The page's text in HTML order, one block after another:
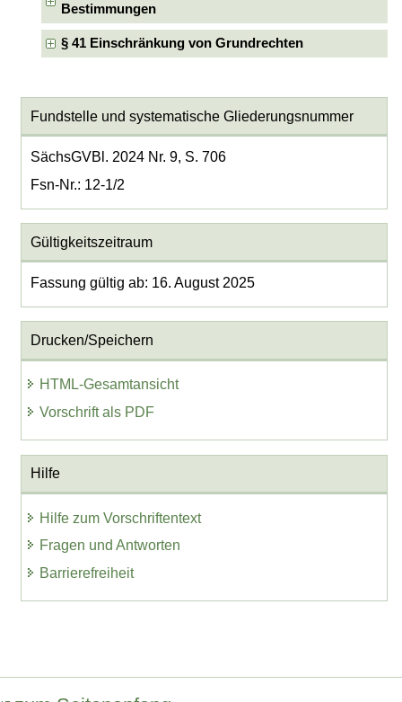
Bestimmungen
§ 41 Einschränkung von Grundrechten
Fundstelle und systematische Gliederungsnummer
SächsGVBl. 2024 Nr. 9, S. 706
Fsn-Nr.: 12-1/2
Gültigkeitszeitraum
Fassung gültig ab: 16. August 2025
Drucken/Speichern
HTML-Gesamtansicht
Vorschrift als PDF
Hilfe
Hilfe zum Vorschriftentext
Fragen und Antworten
Barrierefreiheit